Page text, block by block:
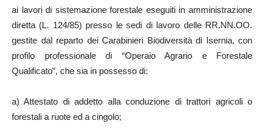
ai lavori di sistemazione forestale eseguiti in amministrazione
diretta (L. 124/85) presso le sedi di lavoro delle RR.NN.OO.
gestite dal reparto dei Carabinieri Biodiversità di Isernia, con
profilo professionale di “Operaio Agrario e Forestale
Qualificato”, che sia in possesso di:
a) Attestato di addetto alla conduzione di trattori agricoli o
forestali a ruote ed a cingolo;